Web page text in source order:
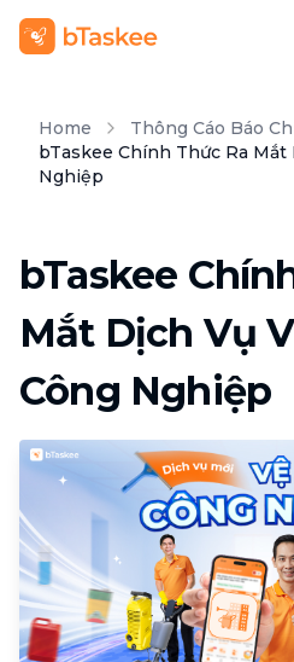
Home
Thông Cáo Báo
bTaskee Chính Thức Ra Mắt
Nghiệp
bTaskee
Mắt Dịch Vụ
Công Nghiệp